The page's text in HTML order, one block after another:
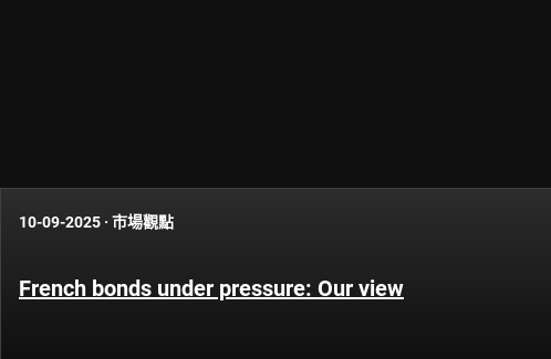
10-09-2025 · 市場觀點
French bonds under pressure: Our view